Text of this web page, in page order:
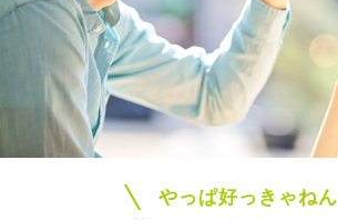
やっぱ好っきゃねん